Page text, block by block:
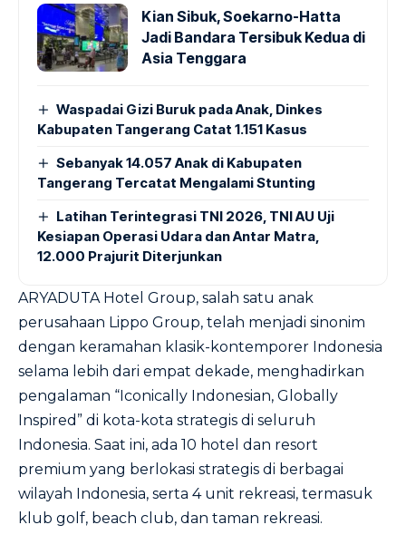
Kian Sibuk, Soekarno-Hatta
Jadi Bandara Tersibuk Kedua di
Asia Tenggara
Waspadai Gizi Buruk pada Anak, Dinkes
Kabupaten Tangerang Catat 1.151 Kasus
Sebanyak 14.057 Anak di Kabupaten
Tangerang Tercatat Mengalami Stunting
Latihan Terintegrasi TNI 2026, TNI AU Uji
Kesiapan Operasi Udara dan Antar Matra,
12.000 Prajurit Diterjunkan
ARYADUTA Hotel Group, salah satu anak
perusahaan Lippo Group, telah menjadi sinonim
dengan keramahan klasik-kontemporer Indonesia
selama lebih dari empat dekade, menghadirkan
pengalaman “Iconically Indonesian, Globally
Inspired” di kota-kota strategis di seluruh
Indonesia. Saat ini, ada 10 hotel dan resort
premium yang berlokasi strategis di berbagai
wilayah Indonesia, serta 4 unit rekreasi, termasuk
klub golf, beach club, dan taman rekreasi.